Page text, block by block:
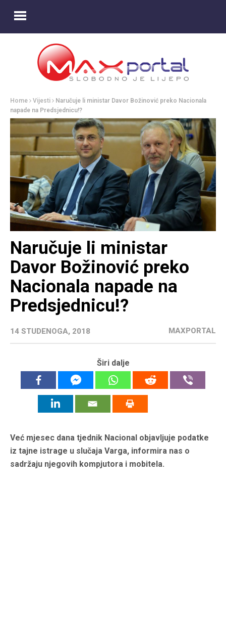
Home Vijesti
Naručuje li ministar Davor Božinović preko Nacionala
napade na Predsjednicu!?
Naručuje li ministar
Davor Božinović preko
Nacionala napade na
Predsjednicu!?
14 STUDENOGA, 2018 MAXPORTAL
Širi dalje
Već mjesec dana tjednik Nacional objavljuje podatke
iz tajne istrage u slučaja Varga, informira nas o
sadržaju njegovih kompjutora i mobitela.